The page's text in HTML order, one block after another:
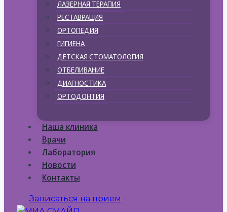
ЛАЗЕРНАЯ ТЕРАПИЯ
РЕСТАВРАЦИЯ
ОРТОПЕДИЯ
ГИГИЕНА
ДЕТСКАЯ СТОМАТОЛОГИЯ
ОТБЕЛИВАНИЕ
ДИАГНОСТИКА
ОРТОДОНТИЯ
Наша клиника
Врачи
Лаборатория
Новости
Контакты
Записаться на прием